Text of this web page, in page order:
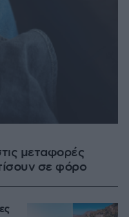
μεταφορές
σε φόρο